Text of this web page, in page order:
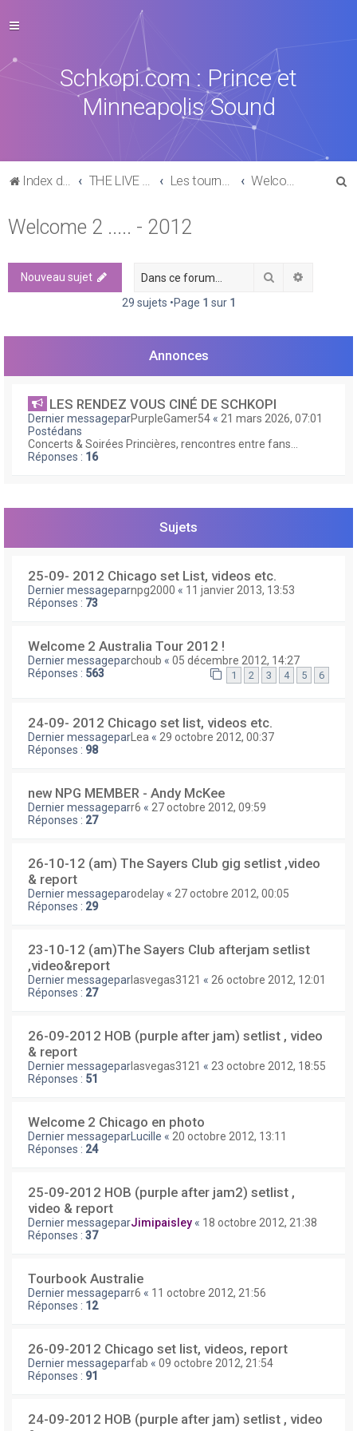
Schkopi.com : Prince et
Minneapolis Sound
Index du forum THE LIVE EXPERIENCE Les tournées, concerts, aftershows de 1977 à aujourd'hui Welcome 2 ..... - 2012
h
r
Welcome 2 ..... - 2012
Nouveau sujet Rechercher
29 sujets •Page 1 sur 1
Annonces
LES RENDEZ VOUS CINÉ DE SCHKOPI
Dernier messageparPurpleGamer54 « 21 mars 2026, 07:01
Postédans
Concerts & Soirées Princières, rencontres entre fans...
Réponses : 16
Sujets
25-09- 2012 Chicago set List, videos etc.
Dernier messageparnpg2000 « 11 janvier 2013, 13:53
Réponses : 73
Welcome 2 Australia Tour 2012 !
Dernier messageparchoub « 05 décembre 2012, 14:27
Réponses : 563 1 2 3 4 5 6
24-09- 2012 Chicago set list, videos etc.
Dernier messagepar Lea « 29 octobre 2012, 00:37
Réponses : 98
new NPG MEMBER - Andy McKee
Dernier messageparr6 « 27 octobre 2012, 09:59
Réponses : 27
26-10-12 (am) The Sayers Club gig setlist ,video
& report
Dernier messageparodelay « 27 octobre 2012, 00:05
Réponses : 29
23-10-12 (am)The Sayers Club afterjam setlist
,video&report
Dernier messageparlasvegas3121 « 26 octobre 2012, 12:01
Réponses : 27
26-09-2012 HOB (purple after jam) setlist , video
& report
Dernier messageparlasvegas3121 « 23 octobre 2012, 18:55
Réponses : 51
Welcome 2 Chicago en photo
Dernier messagepar Lucille « 20 octobre 2012, 13:11
Réponses : 24
25-09-2012 HOB (purple after jam2) setlist ,
video & report
Dernier messageparJimipaisley « 18 octobre 2012, 21:38
Réponses : 37
Tourbook Australie
Dernier messageparr6 « 11 octobre 2012, 21:56
Réponses : 12
26-09-2012 Chicago set list, videos, report
Dernier messageparfab « 09 octobre 2012, 21:54
Réponses : 91
24-09-2012 HOB (purple after jam) setlist , video